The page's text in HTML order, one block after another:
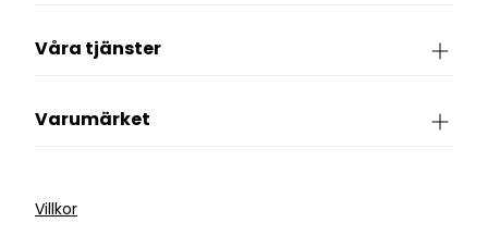
Våra tjänster
Varumärket
Villkor